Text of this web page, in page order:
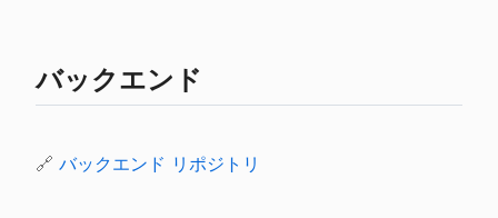
バックエンド
🔗 バックエンド リポジトリ